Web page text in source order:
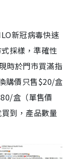
新冠病毒快速
採樣，準確性
時於門市買滿指
購價只售$20/盒
盒（單售價
到，產品數量